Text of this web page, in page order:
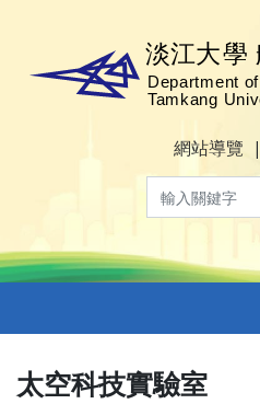
網站導覽 |
太空科技實驗室